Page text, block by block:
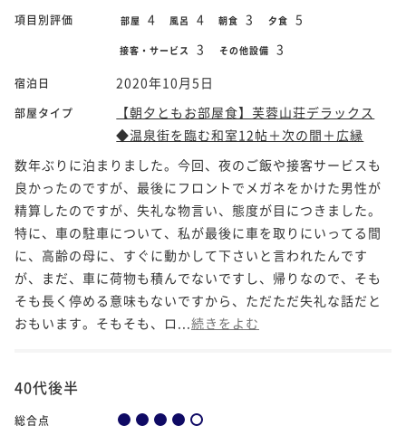
項目別評価 部屋 4 風呂 4 朝食 3 夕食 5
接客・サービス 3 その他設備 3
宿泊日 2020年10月5日
部屋タイプ
【朝夕ともお部屋食】芙蓉山荘デラックス
◆温泉街を臨む和室12帖＋次の間＋広縁
数年ぶりに泊まりました。今回、夜のご飯や接客サービスも
良かったのですが、最後にフロントでメガネをかけた男性が
精算したのですが、失礼な物言い、態度が目につきました。
特に、車の駐車について、私が最後に車を取りにいってる間
に、高齢の母に、すぐに動かして下さいと言われたんです
が、まだ、車に荷物も積んでないですし、帰りなので、そも
そも長く停める意味もないですから、ただただ失礼な話だと
おもいます。そもそも、ロ... 続きをよむ
40代後半
総合点